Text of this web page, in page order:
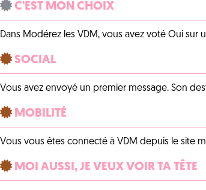
C'EST MON CHOIX
Dans Modérez les VDM, vous avez voté Oui
SOCIAL
Vous avez envoyé un premier message. Son
MOBILITÉ
Vous vous êtes connecté à VDM depuis le site
MOI AUSSI, JE VEUX VOIR TA TÊTE